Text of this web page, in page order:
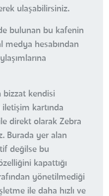
ulaşabilirsiniz.
bulunan bu kafenin
medya hesabından
bizzat kendisi
kartında
direkt olarak Zebra
Burada yer alan
değilse bu
kapattığı
yönetilmediği
ile daha hızlı ve